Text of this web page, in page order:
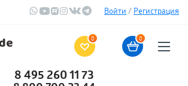
Войти / Регистрация
0 0
8 495 260 11 73